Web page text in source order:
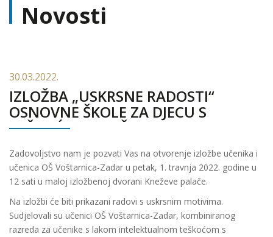
Novosti
30.03.2022.
IZLOŽBA „USKRSNE RADOSTI“
OSNOVNE ŠKOLE ZA DJECU S
TEŠKOĆAMA VOŠTARNICA-ZADAR
Zadovoljstvo nam je pozvati Vas na otvorenje izložbe učenika i
učenica OŠ Voštarnica-Zadar u petak, 1. travnja 2022. godine u
12 sati u maloj izložbenoj dvorani Kneževe palače.
Na izložbi će biti prikazani radovi s uskrsnim motivima.
Sudjelovali su učenici OŠ Voštarnica-Zadar, kombiniranog
razreda za učenike s lakom intelektualnom teškoćom s